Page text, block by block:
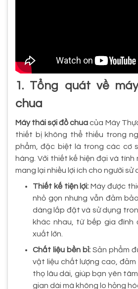
1. Tổng quát về
chua
Máy thái sợi đồ chuacủa Máy
thiết bị không thể thiếu trong
phẩm, đặc biệt là trong các cơ
hàng. Với thiết kế hiện đại và
mang lại nhiều lợi ích cho người sử
Thiết kế tiện lợi: Máy được
nhỏ gọn nhưng vẫn đảm
dàng lắp đặt và sử dụng
khác nhau, từ bếp gia đình
xuất lớn.
Chất liệu bền bỉ: Sản phẩm
vật liệu chất lượng cao,
thọ lâu dài, giúp bạn yên
gian dài mà không lo hỏng